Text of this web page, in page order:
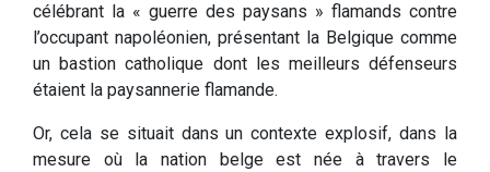
célébrant la « guerre des paysans » flamands contre
l’occupant napoléonien, présentant la Belgique comme
un bastion catholique dont les meilleurs défenseurs
étaient la paysannerie flamande.
Or, cela se situait dans un contexte explosif, dans la
mesure où la nation belge est née à travers le